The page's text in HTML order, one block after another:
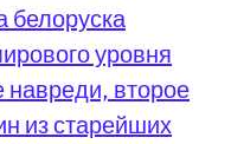
белоруска
уровня
навреди, второе
из старейших